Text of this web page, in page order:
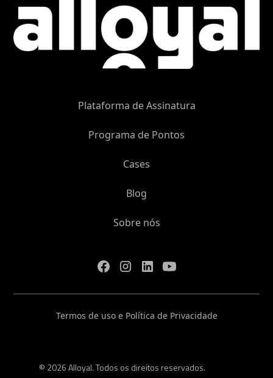
Plataforma de Assinatura
Programa de Pontos
Cases
Blog
Sobre nós
© 2026 Alloyal. Todos os direitos reservados.
Termos de uso e Política de Privacidade